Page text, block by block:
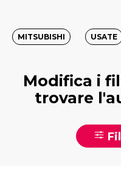
MITSUBISHI USATE
Modifica i
trovare